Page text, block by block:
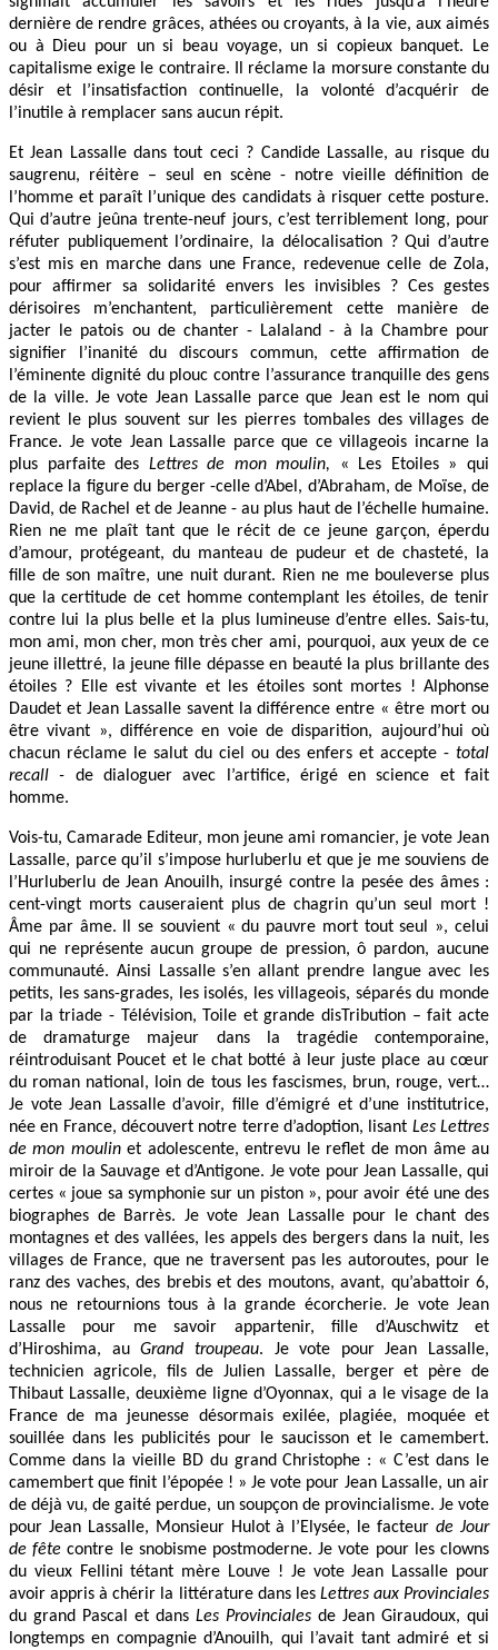
dernière de rendre grâces, athées ou croyants, à la vie, aux aimés
ou à Dieu pour un si beau voyage, un si copieux banquet. Le
capitalisme exige le contraire. Il réclame la morsure constante du
désir et l’insatisfaction continuelle, la volonté d’acquérir de
l’inutile à remplacer sans aucun répit.
Et Jean Lassalle dans tout ceci ? Candide Lassalle, au risque du
saugrenu, réitère – seul en scène - notre vieille définition de
l’homme et paraît l’unique des candidats à risquer cette posture.
Qui d’autre jeûna trente-neuf jours, c’est terriblement long, pour
réfuter publiquement l’ordinaire, la délocalisation ? Qui d’autre
s’est mis en marche dans une France, redevenue celle de Zola,
pour affirmer sa solidarité envers les invisibles ? Ces gestes
dérisoires m’enchantent, particulièrement cette manière de
jacter le patois ou de chanter - Lalaland - à la Chambre pour
signifier l’inanité du discours commun, cette affirmation de
l’éminente dignité du plouc contre l’assurance tranquille des gens
de la ville. Je vote Jean Lassalle parce que Jean est le nom qui
revient le plus souvent sur les pierres tombales des villages de
France. Je vote Jean Lassalle parce que ce villageois incarne la
plus parfaite des Lettres de mon moulin, « Les Etoiles » qui
replace la figure du berger -celle d’Abel, d’Abraham, de Moïse, de
David, de Rachel et de Jeanne - au plus haut de l’échelle humaine.
Rien ne me plaît tant que le récit de ce jeune garçon, éperdu
d’amour, protégeant, du manteau de pudeur et de chasteté, la
fille de son maître, une nuit durant. Rien ne me bouleverse plus
que la certitude de cet homme contemplant les étoiles, de tenir
contre lui la plus belle et la plus lumineuse d’entre elles. Sais-tu,
mon ami, mon cher, mon très cher ami, pourquoi, aux yeux de ce
jeune illettré, la jeune fille dépasse en beauté la plus brillante des
étoiles ? Elle est vivante et les étoiles sont mortes ! Alphonse
Daudet et Jean Lassalle savent la différence entre « être mort ou
être vivant », différence en voie de disparition, aujourd’hui où
chacun réclame le salut du ciel ou des enfers et accepte - total
recall - de dialoguer avec l’artifice, érigé en science et fait
homme.
Vois-tu, Camarade Editeur, mon jeune ami romancier, je vote Jean
Lassalle, parce qu’il s’impose hurluberlu et que je me souviens de
l’Hurluberlu de Jean Anouilh, insurgé contre la pesée des âmes :
cent-vingt morts causeraient plus de chagrin qu’un seul mort !
Âme par âme. Il se souvient « du pauvre mort tout seul », celui
qui ne représente aucun groupe de pression, ô pardon, aucune
communauté. Ainsi Lassalle s’en allant prendre langue avec les
petits, les sans-grades, les isolés, les villageois, séparés du monde
par la triade - Télévision, Toile et grande disTribution – fait acte
de dramaturge majeur dans la tragédie contemporaine,
réintroduisant Poucet et le chat botté à leur juste place au cœur
du roman national, loin de tous les fascismes, brun, rouge, vert…
Je vote Jean Lassalle d’avoir, fille d’émigré et d’une institutrice,
née en France, découvert notre terre d’adoption, lisant Les Lettres
de mon moulinet adolescente, entrevu le reflet de mon âme au
miroir de la Sauvage et d’Antigone. Je vote pour Jean Lassalle, qui
certes « joue sa symphonie sur un piston », pour avoir été une des
biographes de Barrès. Je vote Jean Lassalle pour le chant des
montagnes et des vallées, les appels des bergers dans la nuit, les
villages de France, que ne traversent pas les autoroutes, pour le
ranz des vaches, des brebis et des moutons, avant, qu’abattoir 6,
nous ne retournions tous à la grande écorcherie. Je vote Jean
Lassalle pour me savoir appartenir, fille d’Auschwitz et
d’Hiroshima, auGrand troupeau. Je vote pour Jean Lassalle,
technicien agricole, fils de Julien Lassalle, berger et père de
Thibaut Lassalle, deuxième ligne d’Oyonnax, qui a le visage de la
France de ma jeunesse désormais exilée, plagiée, moquée et
souillée dans les publicités pour le saucisson et le camembert.
Comme dans la vieille BD du grand Christophe : « C’est dans le
camembert que finit l’épopée ! » Je vote pour Jean Lassalle, un air
de déjà vu, de gaité perdue, un soupçon de provincialisme. Je vote
pour Jean Lassalle, Monsieur Hulot à l’Elysée, le facteurde Jour
de fête contre le snobisme postmoderne. Je vote pour les clowns
du vieux Fellini tétant mère Louve ! Je vote Jean Lassalle pour
avoir appris à chérir la littérature dans les Lettres aux Provinciales
du grand Pascal et dans Les Provinciales de Jean Giraudoux, qui
longtemps en compagnie d’Anouilh, qui l’avait tant admiré et si